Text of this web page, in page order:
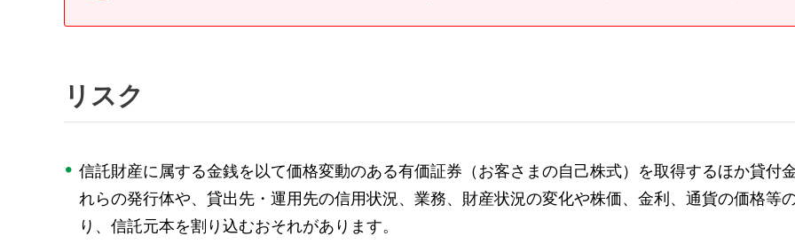
リスク
信託財産に属する金銭を以て価格変動のある有価証券（お客さまの自己株式）を取得するほか貸付
れらの発行体や、貸出先・運用先の信用状況、業務、財産状況の変化や株価、金利、通貨の価格等
り、信託元本を割り込むおそれがあります。